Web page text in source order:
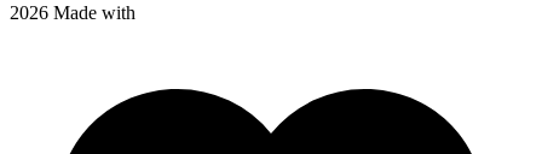
2026 Made with